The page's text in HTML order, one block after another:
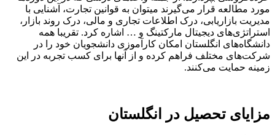
مورد مطالعه قرار می‌گیرند میتوان به قوانین تجارت، آشنایی با
مدیریت بازاریابی، درک اطلاعات تجاری و مالی، درک روند بازار،
استراتژی‌های دیجیتال مارکتینگ و … اشاره کرد. تقریبا همه
دانشگاه‌های انگلستان امکان کارآموزی دانشجویان خود را در
شرکت‌های مختلف فراهم کرده و از آنها برای کسب تجربه در این
زمینه حمایت می‌کنند.
مزایای تحصیل‌ در انگلستان